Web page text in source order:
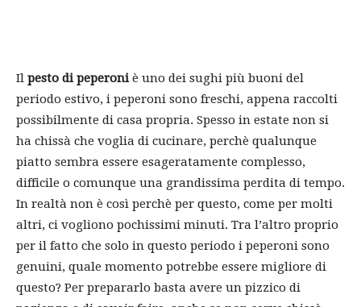
Il pesto di peperoniè uno dei sughi più buoni del
periodo estivo, i peperoni sono freschi, appena raccolti
possibilmente di casa propria. Spesso in estate non si
ha chissà che voglia di cucinare, perchè qualunque
piatto sembra essere esageratamente complesso,
difficile o comunque una grandissima perdita di tempo.
In realtà non è così perchè per questo, come per molti
altri, ci vogliono pochissimi minuti. Tra l’altro proprio
per il fatto che solo in questo periodo i peperoni sono
genuini, quale momento potrebbe essere migliore di
questo? Per prepararlo basta avere un pizzico di